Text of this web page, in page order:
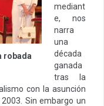
robada
mediant
e, nos
narra
una
década
ganada
tras la
con la asunción
Sin embargo un